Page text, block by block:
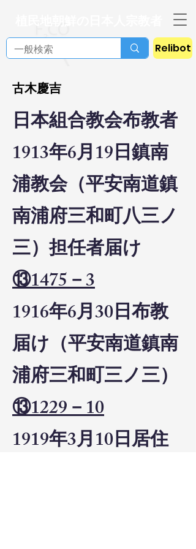
Relibot
古木慶吉
日本組合教会布教者
1913年6月19日鎮南
浦教会（平安南道鎮
南浦府三和町八三ノ
三）担任者届け
⑬1475－3
1916年6月30日布教
届け（平安南道鎮南
浦府三和町三ノ三）
⑬1229－10
1919年3月10日居住